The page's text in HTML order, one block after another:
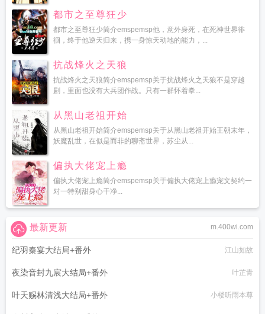
都市之至尊狂少
都市之至尊狂少简介emspemsp他，意外身死，在死神世界徘
徊，终于他逆天归来，携一身惊天动地的能力，...
抗战烽火之天狼
抗战烽火之天狼简介emspemsp关于抗战烽火之天狼不是穿越
剧，里面也没有大兵团作战。只有一群怀着拳...
从黑山老祖开始
从黑山老祖开始简介emspemsp关于从黑山老祖开始王朝末年，
妖魔乱世，在似是而非的聊斋世界，苏尘从...
偏执大佬宠上瘾
偏执大佬宠上瘾简介emspemsp关于偏执大佬宠上瘾宠文契约一
对一特别甜身心干净...
m.400wi.com
最新更新
纪羽秦宴大结局+番外 江山如故
夜染音封九宸大结局+番外 叶芷青
叶天赐林清浅大结局+番外 小楼听雨本尊